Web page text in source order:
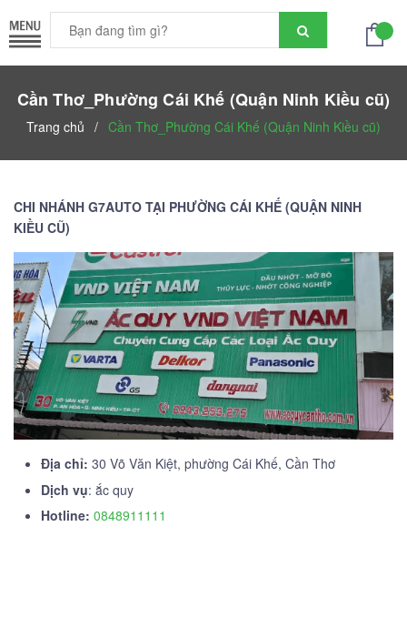
Cần Thơ_Phường Cái Khế (Quận Ninh Kiều cũ)
Trang chủ / Cần Thơ_Phường Cái Khế (Quận Ninh Kiều cũ)
CHI NHÁNH G7AUTO TẠI PHƯỜNG CÁI KHẾ (QUẬN NINH
KIỀU CŨ)
Địa chỉ: 30 Võ Văn Kiệt, phường Cái Khế, Cần Thơ
Dịch vụ: ắc quy
Hotline: 0848911111